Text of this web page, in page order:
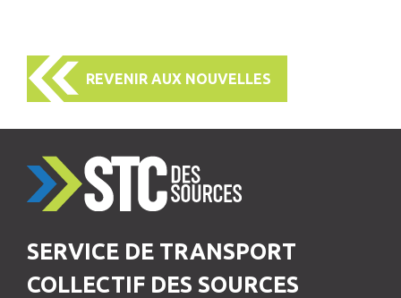
REVENIR AUX NOUVELLES
SERVICE DE TRANSPORT
COLLECTIF DES SOURCES